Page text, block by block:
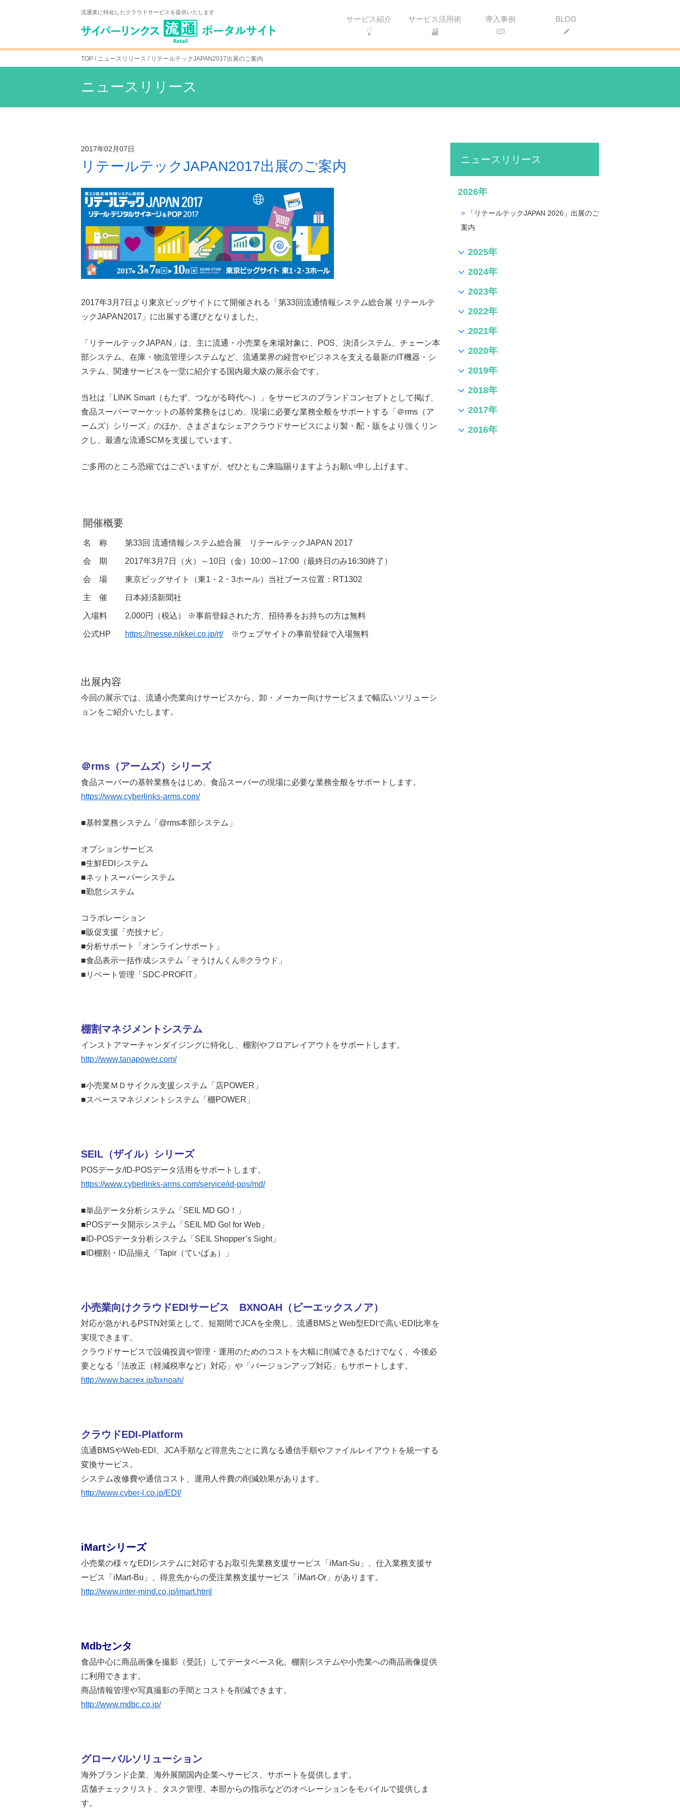
流通業に特化したクラウドサービスを提供いたします
サービス紹介 サービス活用術 導入事例 BLOG
TOP / ニュースリリース / リテールテックJAPAN2017出展のご案内
ニュースリリース
2017年02月07日
リテールテックJAPAN2017出展のご案内
2017年3月7日より東京ビッグサイトにて開催される「第33回流通情報システム総合展 リテールテ
ックJAPAN2017」に出展する運びとなりました。
「リテールテックJAPAN」は、主に流通・小売業を来場対象に、POS、決済システム、チェーン本
部システム、在庫・物流管理システムなど、流通業界の経営やビジネスを支える最新のIT機器・シ
ステム、関連サービスを一堂に紹介する国内最大級の展示会です。
当社は「LINK Smart（もたず、つながる時代へ）」をサービスのブランドコンセプトとして掲げ、
食品スーパーマーケットの基幹業務をはじめ、現場に必要な業務全般をサポートする「＠rms（ア
ームズ）シリーズ」のほか、さまざまなシェアクラウドサービスにより製・配・販をより強くリン
クし、最適な流通SCMを支援しています。
ご多用のところ恐縮ではございますが、ぜひともご来臨賜りますようお願い申し上げます。
開催概要
名 称 第33回 流通情報システム総合展 リテールテックJAPAN 2017
会 期 2017年3月7日（火）～10日（金）10:00～17:00（最終日のみ16:30終了）
会 場 東京ビッグサイト（東1・2・3ホール）当社ブース位置：RT1302
主 催 日本経済新聞社
入場料 2,000円（税込） ※事前登録された方、招待券をお持ちの方は無料
公式HP https://messe.nikkei.co.jp/rt/※ウェブサイトの事前登録で入場無料
出展内容
今回の展示では、流通小売業向けサービスから、卸・メーカー向けサービスまで幅広いソリューシ
ョンをご紹介いたします。
＠rms（アームズ）シリーズ
食品スーパーの基幹業務をはじめ、食品スーパーの現場に必要な業務全般をサポートします。
https://www.cyberlinks-arms.com/
■基幹業務システム「@rms本部システム」
オプションサービス
■生鮮EDIシステム
■ネットスーパーシステム
■勤怠システム
コラボレーション
■販促支援「売技ナビ」
■分析サポート「オンラインサポート」
■食品表示一括作成システム「そうけんくん®クラウド」
■リベート管理「SDC-PROFIT」
棚割マネジメントシステム
インストアマーチャンダイジングに特化し、棚割やフロアレイアウトをサポートします。
http://www.tanapower.com/
■小売業ＭＤサイクル支援システム「店POWER」
■スペースマネジメントシステム「棚POWER」
SEIL（ザイル）シリーズ
POSデータ/ID-POSデータ活用をサポートします。
https://www.cyberlinks-arms.com/service/id-pos/md/
■単品データ分析システム「SEIL MD GO！」
■POSデータ開示システム「SEIL MD Go! for Web」
■ID-POSデータ分析システム「SEIL Shopper’s Sight」
■ID棚割・ID品揃え「Tapir（ていぱぁ）」
小売業向けクラウドEDIサービス BXNOAH（ビーエックスノア）
対応が急がれるPSTN対策として、短期間でJCAを全廃し、流通BMSとWeb型EDIで高いEDI比率を
実現できます。
クラウドサービスで設備投資や管理・運用のためのコストを大幅に削減できるだけでなく、今後必
要となる「法改正（軽減税率など）対応」や「バージョンアップ対応」もサポートします。
http://www.bacrex.jp/bxnoah/
クラウドEDI-Platform
流通BMSやWeb-EDI、JCA手順など得意先ごとに異なる通信手順やファイルレイアウトを統一する
変換サービス。
システム改修費や通信コスト、運用人件費の削減効果があります。
http://www.cyber-l.co.jp/EDI/
iMartシリーズ
小売業の様々なEDIシステムに対応するお取引先業務支援サービス「iMart-Su」、仕入業務支援サ
ービス「iMart-Bu」、得意先からの受注業務支援サービス「iMart-Or」があります。
http://www.inter-mind.co.jp/imart.html
Mdbセンタ
食品中心に商品画像を撮影（受託）してデータベース化。棚割システムや小売業への商品画像提供
に利用できます。
商品情報管理や写真撮影の手間とコストを削減できます。
http://www.mdbc.co.jp/
グローバルソリューション
海外ブランド企業、海外展開国内企業へサービス、サポートを提供します。
店舗チェックリスト、タスク管理、本部からの指示などのオペレーションをモバイルで提供しま
す。
ニュースリリース
2026年
「リテールテックJAPAN 2026」出展のご
案内
2025年
2024年
2023年
2022年
2021年
2020年
2019年
2018年
2017年
2016年